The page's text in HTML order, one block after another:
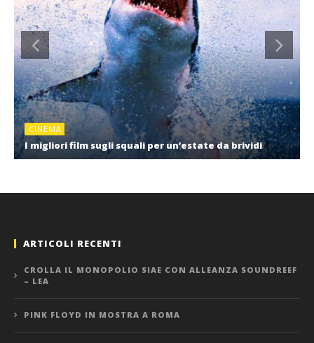
CINEMA
I migliori film sugli squali per un’estate da brividi
ARTICOLI RECENTI
CROLLA IL MONOPOLIO SIAE CON ALLEANZA SOUNDREEF
– LEA
PINK FLOYD IN MOSTRA A ROMA